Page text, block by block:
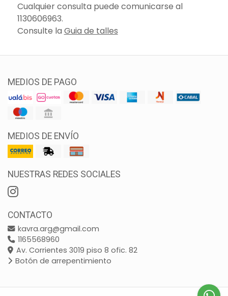
Cualquier consulta puede comunicarse al
1130606963.
Consulte la Guia de talles
MEDIOS DE PAGO
MEDIOS DE ENVÍO
NUESTRAS REDES SOCIALES
CONTACTO
kavra.arg@gmail.com
1165568960
Av. Corrientes 3019 piso 8 ofic. 82
Botón de arrepentimiento